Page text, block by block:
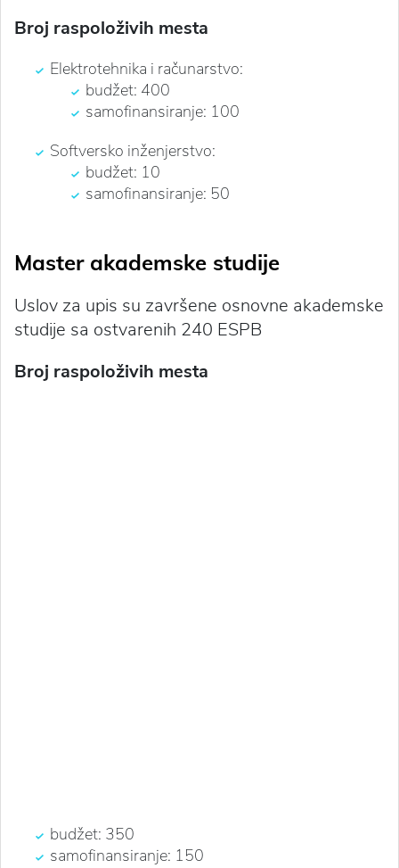
Broj raspoloživih mesta
Elektrotehnika i računarstvo:
budžet: 400
samofinansiranje: 100
Softversko inženjerstvo:
budžet: 10
samofinansiranje: 50
Master akademske studije
Uslov za upis su završene osnovne akademske
studije sa ostvarenih 240 ESPB
Broj raspoloživih mesta
budžet: 350
samofinansiranje: 150